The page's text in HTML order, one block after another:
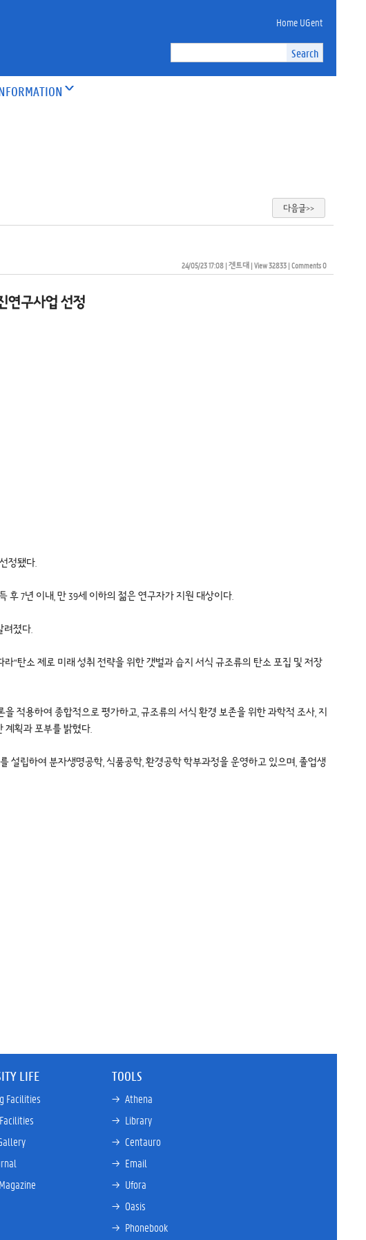
Home UGent
다음글>>
24/05/23 17:08| 겐트대| View 32833| Comments 0
연구사업 선정
정됐다.
7년 이내, 만 39세 이하의 젊은 연구자가 지원 대상이다.
려졌다.
“탄소 제로 미래 성취 전략을 위한 갯벌과 습지 서식 규조류의 탄소 포집 및 저장
적용하여 종합적으로 평가하고, 규조류의 서식 환경 보존을 위한 과학적 조사, 지
계획과 포부를 밝혔다.
설립하여 분자생명공학, 식품공학, 환경공학 학부과정을 운영하고 있으며, 졸업생
LIFE
Facilities
TOOLS
→ Athena
→ Library
→ Centauro
→ Email
→ Ufora
→ Oasis
→ Phonebook